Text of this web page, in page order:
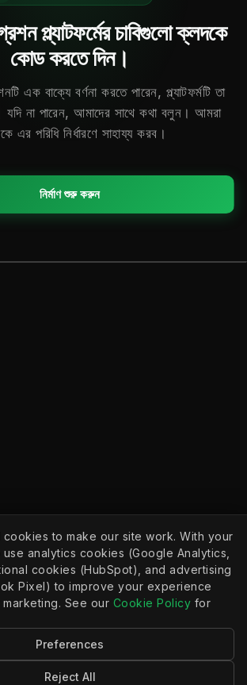
প্ল্যাটফর্মের চাবিগুলো ক্লদকে
কোড করতে দিন।
এক বাক্যে বর্ণনা করতে পারেন, প্ল্যাটফর্মটি তা
না পারেন, আমাদের সাথে কথা বলুন। আমরা
এর পরিধি নির্ধারণে সাহায্য করব।
নির্মাণ শুরু করুন
ইনকর্পোরেটেড।
cookies to make our site work. With your
analytics cookies (Google Analytics,
cookies (HubSpot), and advertising
Pixel) to improve your experience
See our Cookie Policy for
Preferences
Reject All